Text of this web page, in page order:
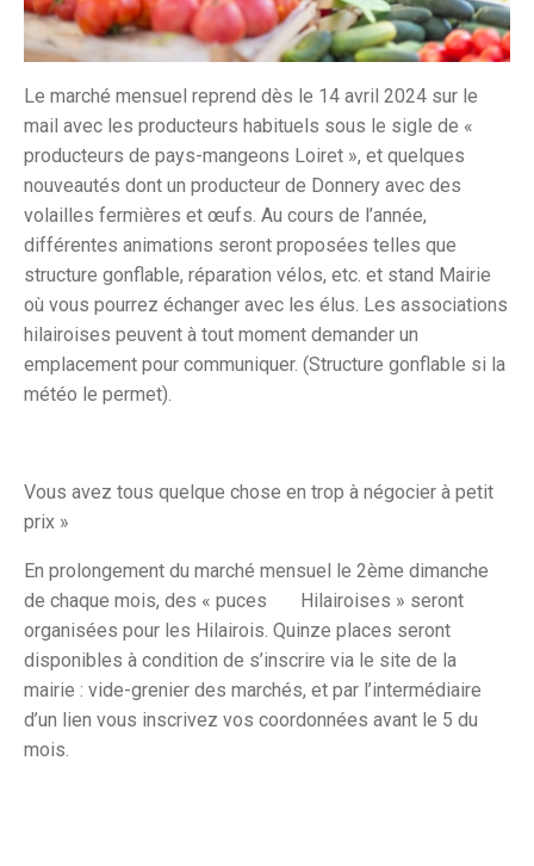
Le marché mensuel reprend dès le 14 avril 2024 sur le
mail avec les producteurs habituels sous le sigle de «
producteurs de pays-mangeons Loiret », et quelques
nouveautés dont un producteur de Donnery avec des
volailles fermières et œufs. Au cours de l’année,
différentes animations seront proposées telles que
structure gonflable, réparation vélos, etc. et stand Mairie
où vous pourrez échanger avec les élus. Les associations
hilairoises peuvent à tout moment demander un
emplacement pour communiquer. (Structure gonflable si la
météo le permet).
Vous avez tous quelque chose en trop à négocier à petit
prix »
En prolongement du marché mensuel le 2ème dimanche
de chaque mois, des « puces Hilairoises » seront
organisées pour les Hilairois. Quinze places seront
disponibles à condition de s’inscrire via le site de la
mairie : vide-grenier des marchés, et par l’intermédiaire
d’un lien vous inscrivez vos coordonnées avant le 5 du
mois.